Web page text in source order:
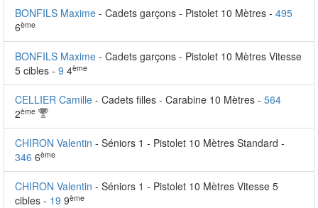
BONFILS Maxime - Cadets garçons - Pistolet 10 Mètres - 495
6ème
BONFILS Maxime - Cadets garçons - Pistolet 10 Mètres Vitesse
5 cibles - 9 4ème
CELLIER Camille - Cadets filles - Carabine 10 Mètres - 564
2ème
CHIRON Valentin - Séniors 1 - Pistolet 10 Mètres Standard -
346 6ème
CHIRON Valentin - Séniors 1 - Pistolet 10 Mètres Vitesse 5
cibles - 19 9ème